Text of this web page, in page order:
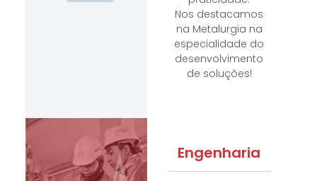
Nos destacamos
na Metalurgia na
especialidade do
desenvolvimento
de soluções!
Engenharia